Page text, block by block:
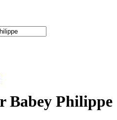
Babey Philippe